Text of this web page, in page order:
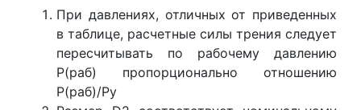
При давлениях, отличных от приведенных
в таблице, расчетные силы трения следует
пересчитывать по рабочему давлению
Р(раб) пропорционально отношению
Р(раб)/Ру